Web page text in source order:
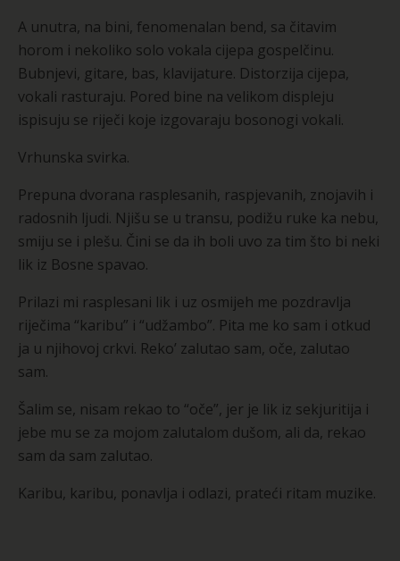
A unutra, na bini, fenomenalan bend, sa čitavim
horom i nekoliko solo vokala cijepa gospelčinu.
Bubnjevi, gitare, bas, klavijature. Distorzija cijepa,
vokali rasturaju. Pored bine na velikom displeju
ispisuju se riječi koje izgovaraju bosonogi vokali.
Vrhunska svirka.
Prepuna dvorana rasplesanih, raspjevanih, znojavih i
radosnih ljudi. Njišu se u transu, podižu ruke ka nebu,
smiju se i plešu. Čini se da ih boli uvo za tim što bi neki
lik iz Bosne spavao.
Prilazi mi rasplesani lik i uz osmijeh me pozdravlja
riječima “karibu” i “udžambo”. Pita me ko sam i otkud
ja u njihovoj crkvi. Reko’ zalutao sam, oče, zalutao
sam.
Šalim se, nisam rekao to “oče”, jer je lik iz sekjuritija i
jebe mu se za mojom zalutalom dušom, ali da, rekao
sam da sam zalutao.
Karibu, karibu, ponavlja i odlazi, prateći ritam muzike.